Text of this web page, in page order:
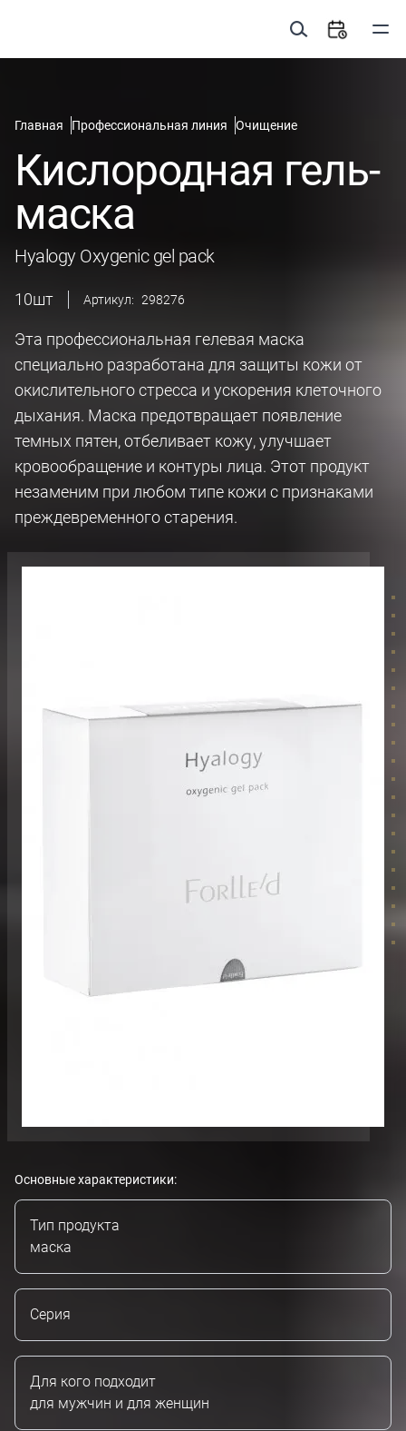
Главная Профессиональная линия Очищение
Кислородная гель-
маска
Hyalogy Oxygenic gel pack
10шт Артикул: 298276
Эта профессиональная гелевая маска
специально разработана для защиты кожи от
окислительного стресса и ускорения клеточного
дыхания. Маска предотвращает появление
темных пятен, отбеливает кожу, улучшает
кровообращение и контуры лица. Этот продукт
незаменим при любом типе кожи с признаками
преждевременного старения.
Основные характеристики:
Тип продукта
маска
Серия
Для кого подходит
для мужчин и для женщин